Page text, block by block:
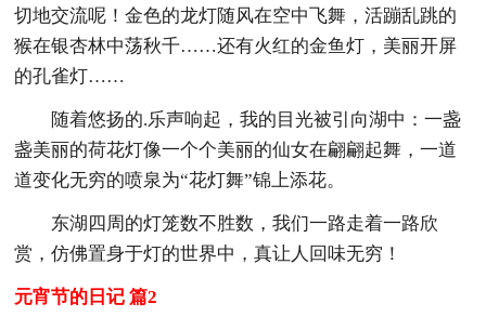
切地交流呢！金色的龙灯随风在空中飞舞，活蹦乱跳的
猴在银杏林中荡秋千……还有火红的金鱼灯，美丽开屏
的孔雀灯……
随着悠扬的.乐声响起，我的目光被引向湖中：一盏
盏美丽的荷花灯像一个个美丽的仙女在翩翩起舞，一道
道变化无穷的喷泉为“花灯舞”锦上添花。
东湖四周的灯笼数不胜数，我们一路走着一路欣
赏，仿佛置身于灯的世界中，真让人回味无穷！
元宵节的日记 篇2